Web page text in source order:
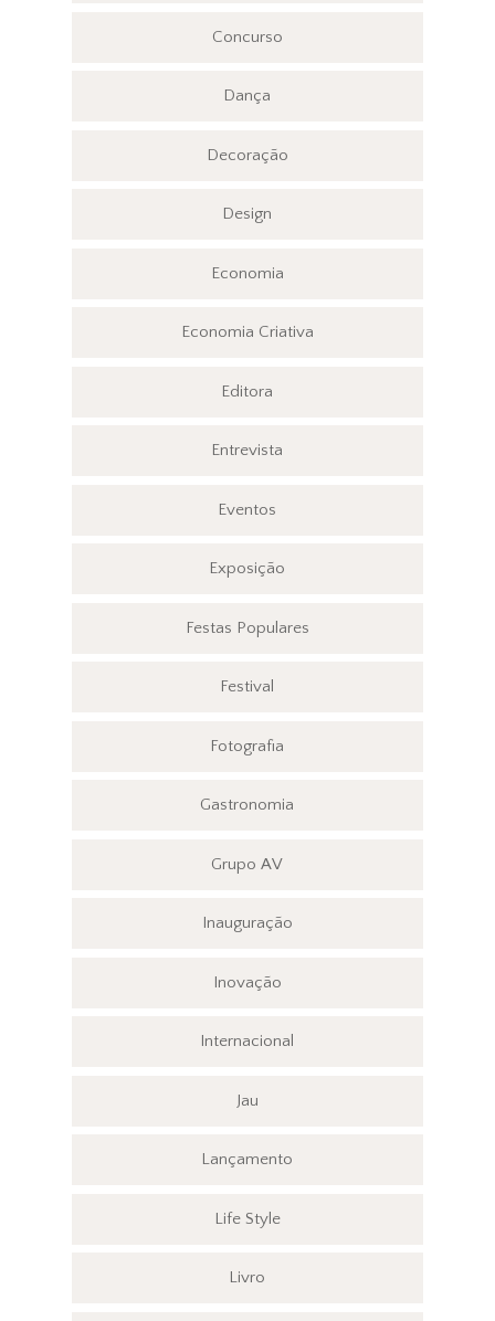
Concurso
Dança
Decoração
Design
Economia
Economia Criativa
Editora
Entrevista
Eventos
Exposição
Festas Populares
Festival
Fotografia
Gastronomia
Grupo AV
Inauguração
Inovação
Internacional
Jau
Lançamento
Life Style
Livro